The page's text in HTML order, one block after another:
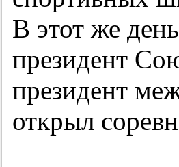
В этот же
президент
президент
открыл